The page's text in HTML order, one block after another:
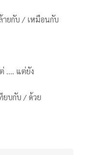
ายกับ / เหมือนกับ
…. แต่ยัง
ยบกับ / ด้วย